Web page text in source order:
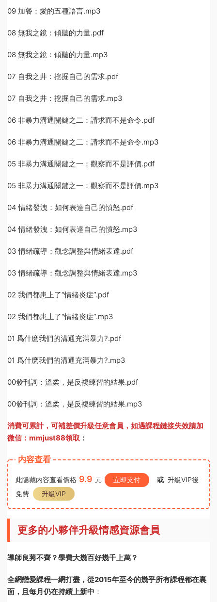
09 加餐：愛的五種語言.mp3
08 無我之鏡：傾聽的力量.pdf
08 無我之鏡：傾聽的力量.mp3
07 自我之井：挖掘自己的需求.pdf
07 自我之井：挖掘自己的需求.mp3
06 非暴力溝通關鍵之二：請求而不是命令.pdf
06 非暴力溝通關鍵之二：請求而不是命令.mp3
05 非暴力溝通關鍵之一：觀察而不是評價.pdf
05 非暴力溝通關鍵之一：觀察而不是評價.mp3
04 情緒發洩：如何表達自己的憤怒.pdf
04 情緒發洩：如何表達自己的憤怒.mp3
03 情緒疏導：觀念調整與情緒表達.pdf
03 情緒疏導：觀念調整與情緒表達.mp3
02 我們都患上了“情緒炎症”.pdf
02 我們都患上了“情緒炎症”.mp3
01 爲什麽我們的溝通充滿暴力?.pdf
01 爲什麽我們的溝通充滿暴力?.mp3
00發刊詞：溫柔，是反複練習的結果.pdf
00發刊詞：溫柔，是反複練習的結果.mp3
消費可累計，可補差價升級任意會員， 如遇課程鏈接失效請加
微信：mmjust88領取 ：
内容查看
此隐藏内容查看價格 9.9 元 立即支付 或 升級VIP後
免費
升級VIP
更多的小夥伴升級情感資源會員
導師良莠不齊？學費大幾百好幾千上萬？
全網戀愛課程一網打盡，從2015年至今的幾乎所有課程都在裏
面，且每月仍在持續上新中 ：